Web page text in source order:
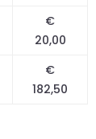
€
20,00
€
182,50